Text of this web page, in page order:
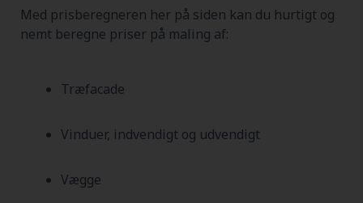
Med prisberegneren her på siden kan du hurtigt og
nemt beregne priser på maling af:
Træfacade
Vinduer, indvendigt og udvendigt
Vægge